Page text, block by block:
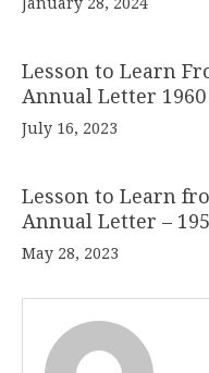
January 28, 2024
Lesson to Learn
Annual Letter
July 16, 2023
Lesson to Learn
Annual Letter –
May 28, 2023